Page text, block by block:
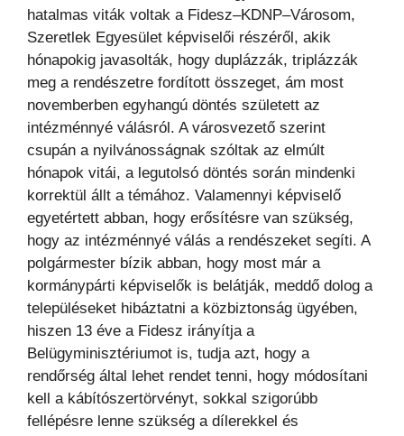
hatalmas viták voltak a Fidesz–KDNP–Városom,
Szeretlek Egyesület képviselői részéről, akik
hónapokig javasolták, hogy duplázzák, triplázzák
meg a rendészetre fordított összeget, ám most
novemberben egyhangú döntés született az
intézménnyé válásról. A városvezető szerint
csupán a nyilvánosságnak szóltak az elmúlt
hónapok vitái, a legutolsó döntés során mindenki
korrektül állt a témához. Valamennyi képviselő
egyetértett abban, hogy erősítésre van szükség,
hogy az intézménnyé válás a rendészeket segíti. A
polgármester bízik abban, hogy most már a
kormánypárti képviselők is belátják, meddő dolog a
településeket hibáztatni a közbiztonság ügyében,
hiszen 13 éve a Fidesz irányítja a
Belügyminisztériumot is, tudja azt, hogy a
rendőrség által lehet rendet tenni, hogy módosítani
kell a kábítószertörvényt, sokkal szigorúbb
fellépésre lenne szükség a dílerekkel és